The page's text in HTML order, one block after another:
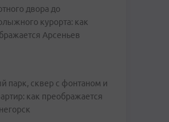
двора до
курорта: как
Арсеньев
парк, сквер с фонтаном и
как преображается